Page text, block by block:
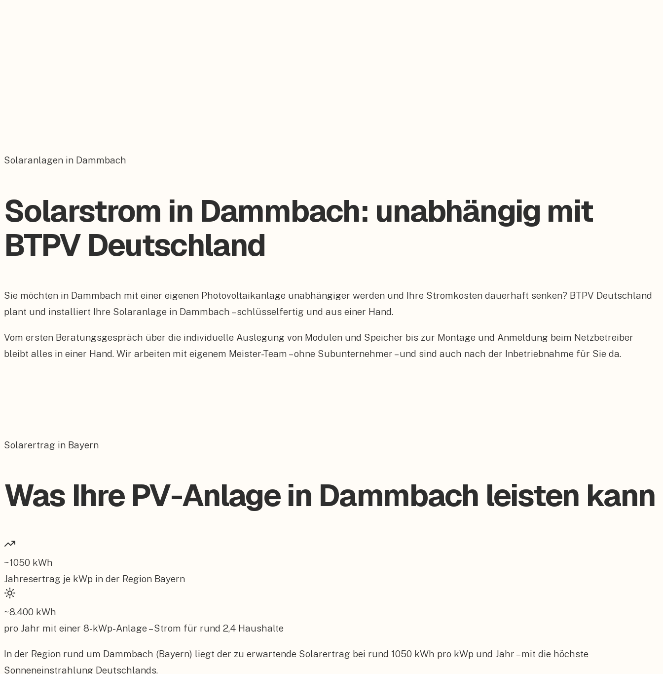
Solaranlagen in Dammbach
Solarstrom in Dammbach: unabhängig mit
BTPV Deutschland
Sie möchten in Dammbach mit einer eigenen Photovoltaikanlage unabhängiger werden und Ihre Stromkosten dauerhaft senken? BTPV Deutschland
plant und installiert Ihre Solaranlage in Dammbach – schlüsselfertig und aus einer Hand.
Vom ersten Beratungsgespräch über die individuelle Auslegung von Modulen und Speicher bis zur Montage und Anmeldung beim Netzbetreiber
bleibt alles in einer Hand. Wir arbeiten mit eigenem Meister-Team – ohne Subunternehmer – und sind auch nach der Inbetriebnahme für Sie da.
Solarertrag in Bayern
Was Ihre PV-Anlage in Dammbach leisten kann
~1050 kWh
Jahresertrag je kWp in der Region Bayern
~8.400 kWh
pro Jahr mit einer 8-kWp-Anlage – Strom für rund 2,4 Haushalte
In der Region rund um Dammbach (Bayern) liegt der zu erwartende Solarertrag bei rund 1050 kWh pro kWp und Jahr – mit die höchste
Sonneneinstrahlung Deutschlands.